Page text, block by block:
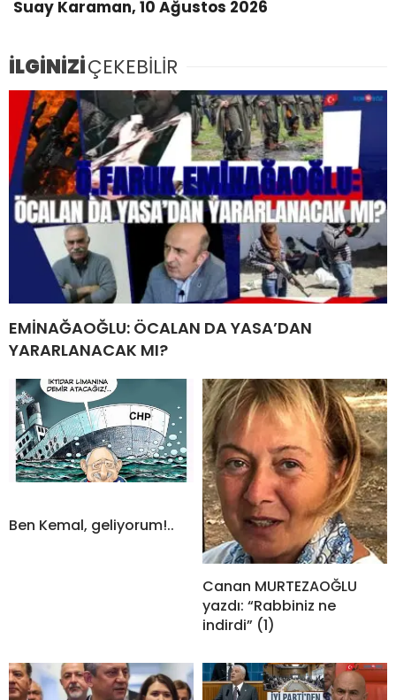
Suay Karaman, 10 Ağustos 2026
İLGİNİZİÇEKEBİLİR
EMİNAĞAOĞLU: ÖCALAN DA YASA’DAN
YARARLANACAK MI?
Ben Kemal, geliyorum!..
Canan MURTEZAOĞLU
yazdı: “Rabbiniz ne
indirdi” (1)